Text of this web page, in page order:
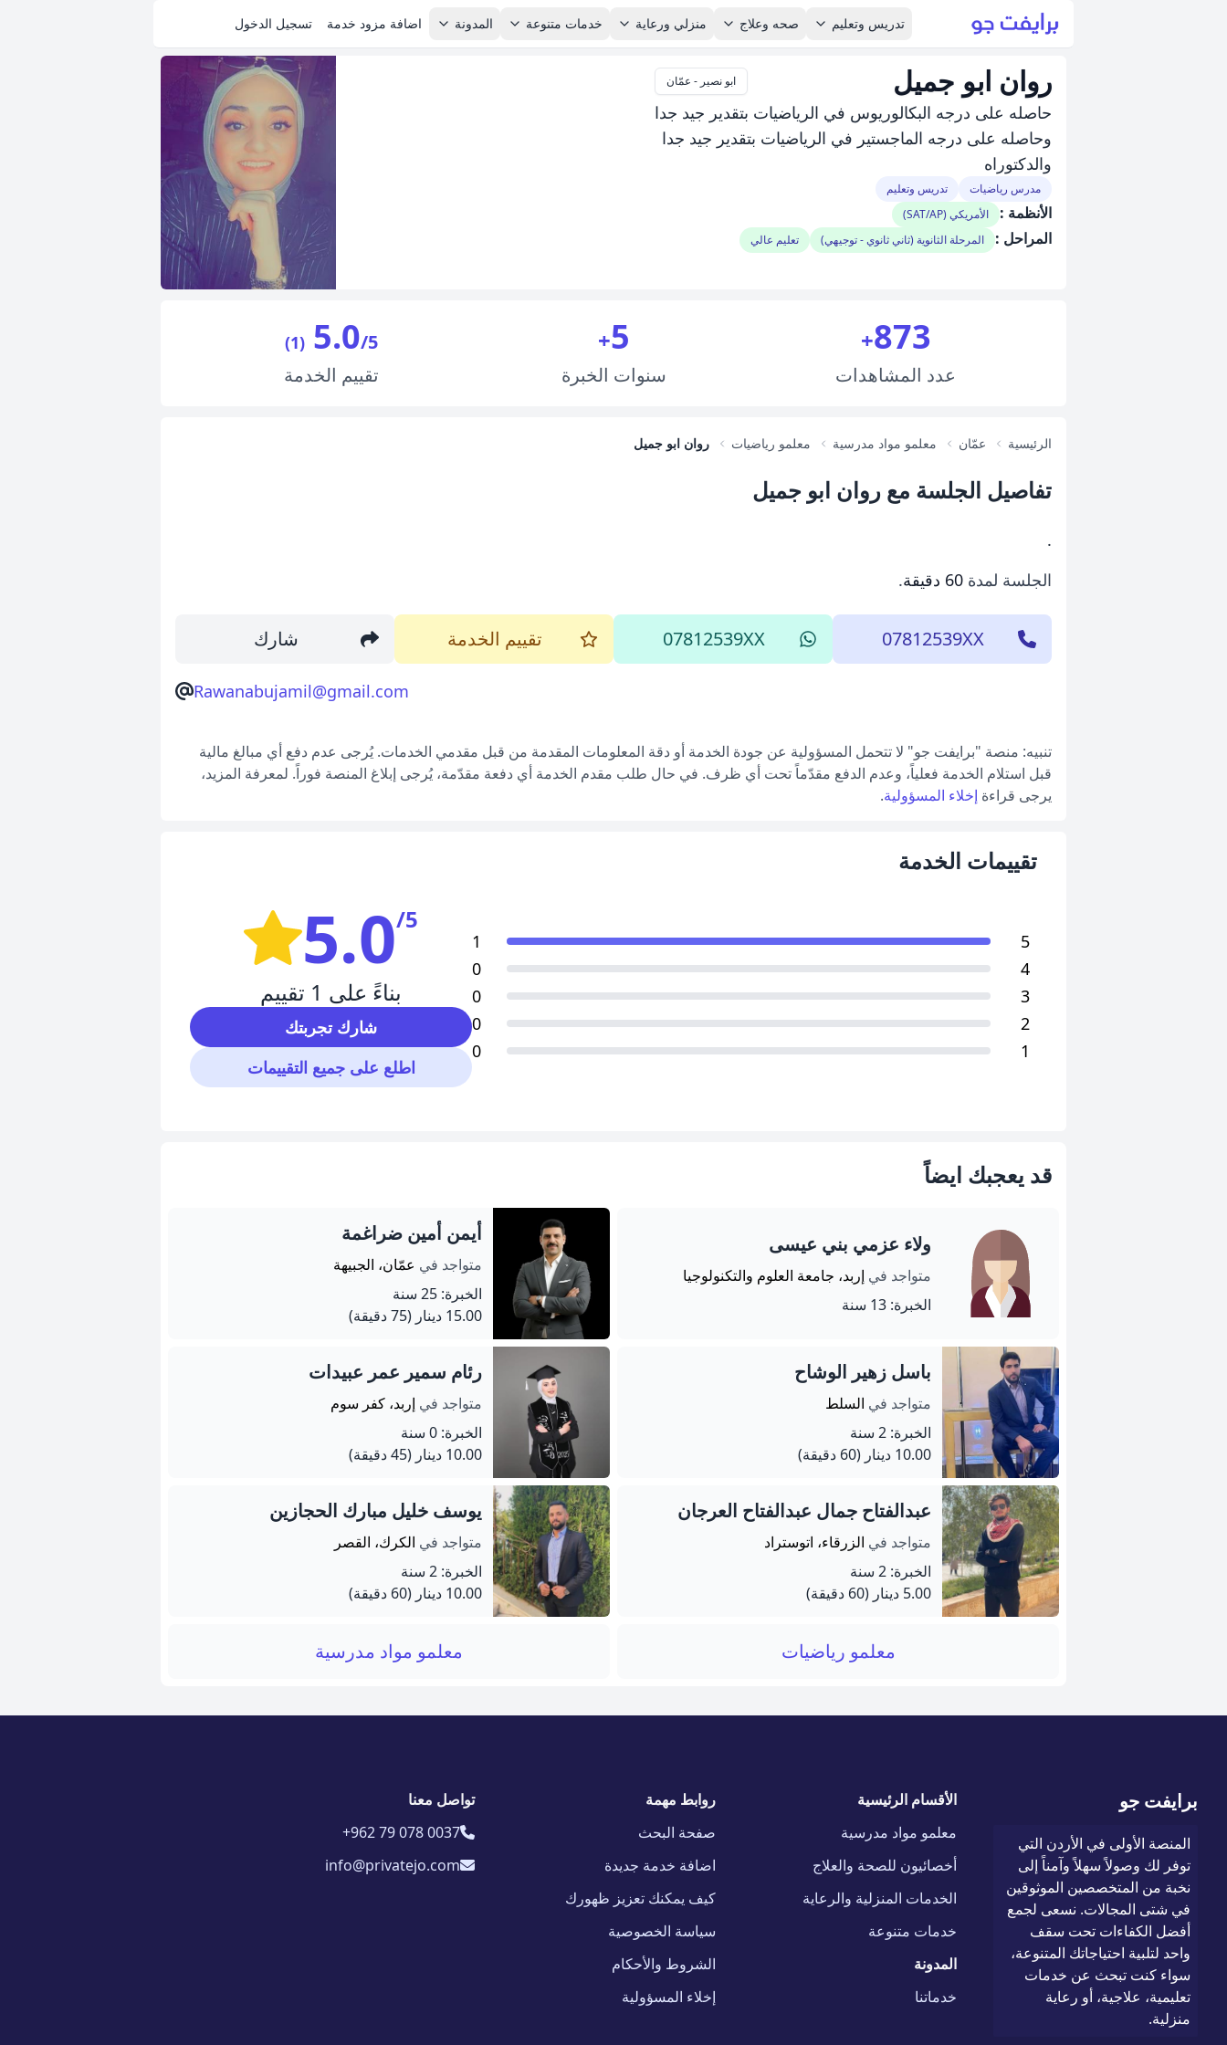
تدريس وتعليم صحه وعلاج منزلي ورعاية خدمات متنوعة المدونة اضافة مزود خدمة تسجيل الدخول
روان ابو جميل ابو نصير - عمّان
حاصله على درجه البكالوريوس في الرياضيات بتقدير جيد جدا
وحاصله على درجه الماجستير في الرياضيات بتقدير جيد جدا
والدكتوراه
مدرس رياضيات تدريس وتعليم
الأنظمة : الأمريكي (SAT/AP)
المراحل : المرحلة الثانوية (ثاني ثانوي - توجيهي) تعليم عالي
873
+
عدد المشاهدات
5
+
سنوات الخبرة
5.0/5
(1)
تقييم الخدمة
الرئيسية عمّان معلمو مواد مدرسية معلمو رياضيات روان ابو جميل
تفاصيل الجلسة مع روان ابو جميل
.
الجلسة لمدة 60 دقيقة .
07812539XX
07812539XX تقييم الخدمة شارك
Rawanabujamil@gmail.com
تنبيه: منصة "برايفت جو" لا تتحمل المسؤولية عن جودة الخدمة أو دقة المعلومات المقدمة من قبل مقدمي الخدمات. يُرجى عدم دفع أي مبالغ مالية
قبل استلام الخدمة فعلياً، وعدم الدفع مقدّماً تحت أي ظرف. في حال طلب مقدم الخدمة أي دفعة مقدّمة، يُرجى إبلاغ المنصة فوراً. لمعرفة المزيد،
يرجى قراءة إخلاء المسؤولية.
تقييمات الخدمة
5
1
4
0
3
0
2
0
1
0
5.0/5
بناءً على 1 تقييم
شارك تجربتك
اطلع على جميع التقييمات
قد يعجبك ايضاً
ولاء عزمي بني عيسى
متواجد في إربد، جامعة العلوم والتكنولوجيا
الخبرة: 13 سنة
أيمن أمين ضراغمة
متواجد في عمّان، الجبيهة
الخبرة: 25 سنة
15.00 دينار
(75 دقيقة)
باسل زهير الوشاح
متواجد في السلط
الخبرة: 2 سنة
10.00 دينار
(60 دقيقة)
رئام سمير عمر عبيدات
متواجد في إربد، كفر سوم
الخبرة: 0 سنة
10.00 دينار
(45 دقيقة)
عبدالفتاح جمال عبدالفتاح العرجان
متواجد في الزرقاء، اتوستراد
الخبرة: 2 سنة
5.00 دينار
(60 دقيقة)
يوسف خليل مبارك الحجازين
متواجد في الكرك، القصر
الخبرة: 2 سنة
10.00 دينار
(60 دقيقة)
معلمو رياضيات معلمو مواد مدرسية
برايفت جو
المنصة الأولى في الأردن التي
توفر لك وصولاً سهلاً وآمناً إلى
نخبة من المتخصصين الموثوقين
في شتى المجالات. نسعى لجمع
أفضل الكفاءات تحت سقف
واحد لتلبية احتياجاتك المتنوعة،
سواء كنت تبحث عن خدمات
تعليمية، علاجية، أو رعاية
منزلية.
الأقسام الرئيسية
معلمو مواد مدرسية
أخصائيون للصحة والعلاج
الخدمات المنزلية والرعاية
خدمات متنوعة
المدونة
خدماتنا
روابط مهمة
صفحة البحث
اضافة خدمة جديدة
كيف يمكنك تعزيز ظهورك
سياسة الخصوصية
الشروط والأحكام
إخلاء المسؤولية
تواصل معنا
+962 79 078 0037
info@privatejo.com